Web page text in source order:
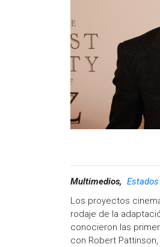
Multimedios,
Los proyectos
rodaje de la
conocieron las
con Robert Pattinson,